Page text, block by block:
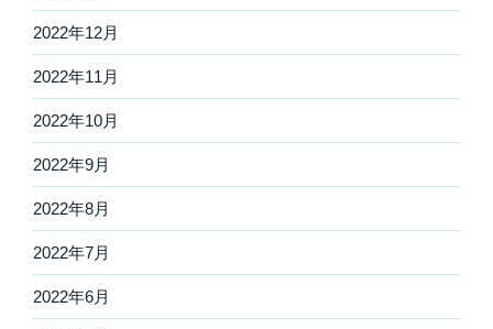
2022年12月
2022年11月
2022年10月
2022年9月
2022年8月
2022年7月
2022年6月